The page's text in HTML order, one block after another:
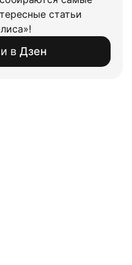
статьи
в Дзен